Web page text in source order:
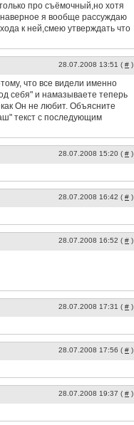
про съёмочный,но хотя
я вообще рассуждаю
к ней,смею утверждать что
28.07.2008 13:51 ( # )
что все видели именно
себя" и намазываете теперь
Он не любит. Объясните
текст с последующим
28.07.2008 15:20 ( # )
28.07.2008 16:42 ( # )
28.07.2008 16:52 ( # )
28.07.2008 17:31 ( # )
28.07.2008 17:56 ( # )
28.07.2008 19:37 ( # )